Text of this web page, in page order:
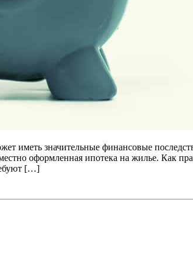
иметь значительные финансовые
оформленная ипотека на жилье. Как
[…]